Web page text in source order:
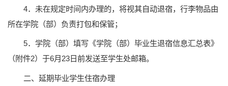
4．未在规定时间内办理的，将视其自动退宿，行李物品由
所在学院（部）负责打包和保管；
5．学院（部）填写《学院（部）毕业生退宿信息汇总表》
（附件2）于6月23日前发送至学生处邮箱。
二、延期毕业学生住宿办理